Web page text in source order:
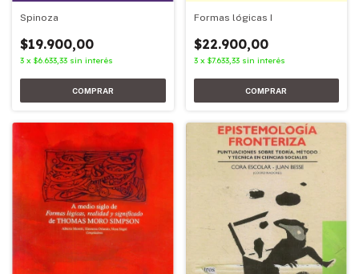
Spinoza
$19.900,00
3 x $6.633,33 sin interés
Formas lógicas I
$22.900,00
3 x $7.633,33 sin interés